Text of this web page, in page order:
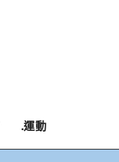
.運動